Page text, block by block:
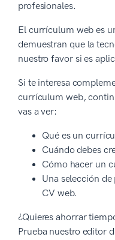
profesionales.
El currículum web es
demuestran que la
nuestro favor si es
Si te interesa
currículum web,
vas a ver:
Qué es un
Cuándo debes
Cómo hacer un
Una selección
CV web.
¿Quieres ahorrar
Prueba nuestro editor